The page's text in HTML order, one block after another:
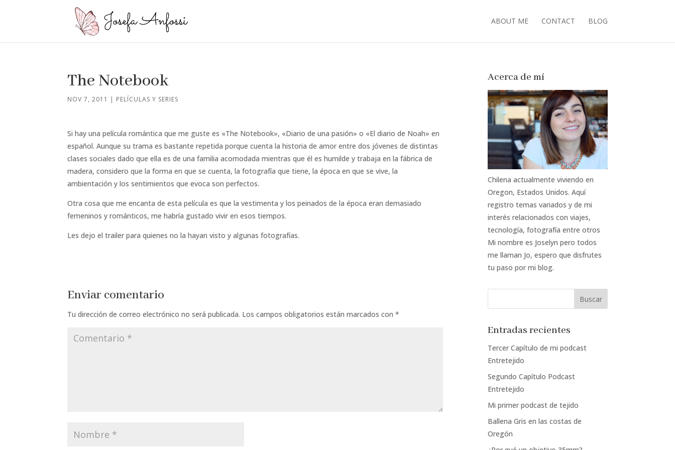
ABOUT ME CONTACT BLOG
The Notebook
NOV 7, 2011 | PELÍCULAS Y SERIES
Si hay una película romántica que me guste es «The Notebook», «Diario de una pasión» o «El diario de Noah» en
español. Aunque su trama es bastante repetida porque cuenta la historia de amor entre dos jóvenes de distintas
clases sociales dado que ella es de una familia acomodada mientras que él es humilde y trabaja en la fábrica de
madera, considero que la forma en que se cuenta, la fotografía que tiene, la época en que se vive, la
ambientación y los sentimientos que evoca son perfectos.
Otra cosa que me encanta de esta película es que la vestimenta y los peinados de la época eran demasiado
femeninos y románticos, me habría gustado vivir en esos tiempos.
Les dejo el trailer para quienes no la hayan visto y algunas fotografías.
Enviar comentario
Tu dirección de correo electrónico no será publicada. Los campos obligatorios están marcados con*
Acerca de mí
Chilena actualmente viviendo en
Oregon, Estados Unidos. Aquí
registro temas variados y de mi
interés relacionados con viajes,
tecnología, fotografía entre otros
Mi nombre es Joselyn pero todos
me llaman Jo, espero que disfrutes
tu paso por mi blog.
Entradas recientes
Tercer Capítulo de mi podcast
Entretejido
Segundo Capítulo Podcast
Entretejido
Mi primer podcast de tejido
Ballena Gris en las costas de
Oregón